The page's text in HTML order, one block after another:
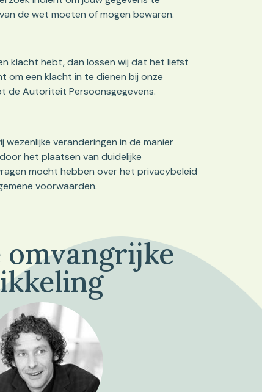
de wet moeten of mogen bewaren.
klacht hebt, dan lossen wij dat het liefst
om een klacht in te dienen bij onze
de Autoriteit Persoonsgegevens.
veranderingen in de manier
het plaatsen van duidelijke
mocht hebben over het privacybeleid
voorwaarden.
omvangrijke